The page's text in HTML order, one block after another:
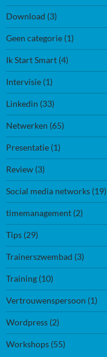
Download (3)
Geen categorie (1)
Ik Start Smart (4)
Intervisie (1)
Linkedin (33)
Netwerken (65)
Presentatie (1)
Review (3)
Social media networks (19)
timemanagement (2)
Tips (29)
Trainerszwembad (3)
Training (10)
Vertrouwenspersoon (1)
Wordpress (2)
Workshops (55)